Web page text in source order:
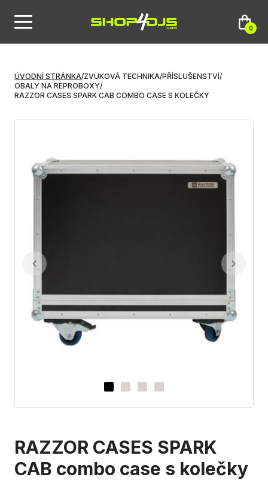
0
ÚVODNÍ STRÁNKA/ZVUKOVÁ TECHNIKA/PŘÍSLUŠENSTVÍ/
OBALY NA REPROBOXY/
RAZZOR CASES SPARK CAB COMBO CASE S KOLEČKY
RAZZOR CASES SPARK
CAB combo case s kolečky